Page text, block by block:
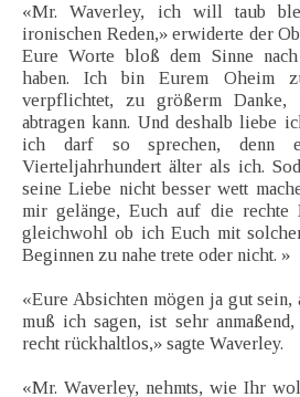
«Mr. Waverley, ich will taub
ironischen Reden,» erwiderte der
Eure Worte bloß dem Sinne
haben. Ich bin Eurem Oheim
verpflichtet, zu größerm
abtragen kann. Und deshalb liebe
ich darf so sprechen, denn
Vierteljahrhundert älter als ich.
seine Liebe nicht besser wett
mir gelänge, Euch auf die rechte
gleichwohl ob ich Euch mit
Beginnen zu nahe trete oder nicht. »
«Eure Absichten mögen ja gut sein,
muß ich sagen, ist sehr
recht rückhaltlos,» sagte Waverley.
«Mr. Waverley, nehmts, wie Ihr